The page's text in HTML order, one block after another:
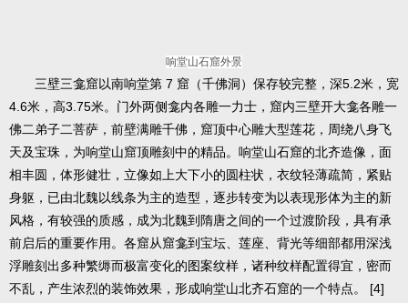
响堂山石窟外景
三壁三龛窟以南响堂第 7 窟（千佛洞）保存较完整，深5.2米，宽
4.6米，高3.75米。门外两侧龛内各雕一力士，窟内三壁开大龛各雕一
佛二弟子二菩萨，前壁满雕千佛，窟顶中心雕大型莲花，周绕八身飞
天及宝珠，为响堂山窟顶雕刻中的精品。响堂山石窟的北齐造像，面
相丰圆，体形健壮，立像如上大下小的圆柱状，衣纹轻薄疏简，紧贴
身躯，已由北魏以线条为主的造型，逐步转变为以表现形体为主的新
风格，有较强的质感，成为北魏到隋唐之间的一个过渡阶段，具有承
前启后的重要作用。各窟从窟龛到宝坛、莲座、背光等细部都用深浅
浮雕刻出多种繁缛而极富变化的图案纹样，诸种纹样配置得宜，密而
不乱，产生浓烈的装饰效果，形成响堂山北齐石窟的一个特点。 [4]